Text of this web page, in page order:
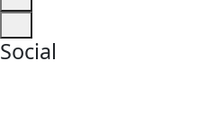
Social